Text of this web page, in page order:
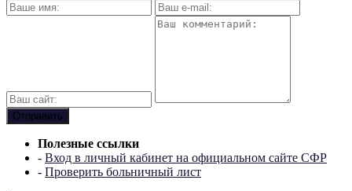
Полезные ссылки
- Вход в личный кабинет на официальном сайте СФР
- Проверить больничный лист